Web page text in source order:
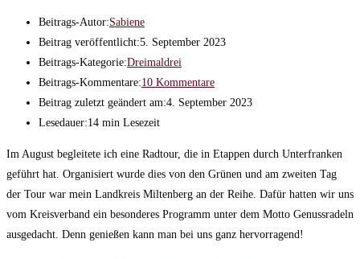
Beitrags-Autor:Sabiene
Beitrag veröffentlicht:5. September 2023
Beitrags-Kategorie:Dreimaldrei
Beitrags-Kommentare:10 Kommentare
Beitrag zuletzt geändert am:4. September 2023
Lesedauer:14 min Lesezeit
Im August begleitete ich eine Radtour, die in Etappen durch Unterfranken
geführt hat. Organisiert wurde dies von den Grünen und am zweiten Tag
der Tour war mein Landkreis Miltenberg an der Reihe. Dafür hatten wir uns
vom Kreisverband ein besonderes Programm unter dem Motto Genussradeln
ausgedacht. Denn genießen kann man bei uns ganz hervorragend!